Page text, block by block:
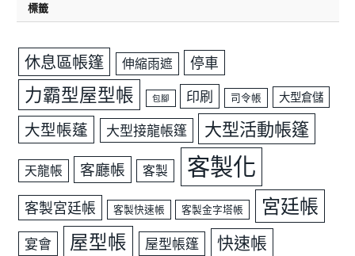
標籤
休息區帳篷 伸縮雨遮 停車
力霸型屋型帳 包腳 印刷 司令帳 大型倉儲
大型帳蓬 大型接龍帳篷 大型活動帳篷
天龍帳 客廳帳 客製 客製化
客製宮廷帳 客製快速帳 客製金字塔帳 宮廷帳
宴會 屋型帳 屋型帳篷 快速帳